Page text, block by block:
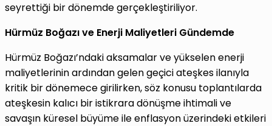
seyrettiği bir dönemde gerçekleştiriliyor.
Hürmüz Boğazı ve Enerji Maliyetleri Gündemde
Hürmüz Boğazı’ndaki aksamalar ve yükselen enerji
maliyetlerinin ardından gelen geçici ateşkes ilanıyla
kritik bir dönemece girilirken, söz konusu toplantılarda
ateşkesin kalıcı bir istikrara dönüşme ihtimali ve
savaşın küresel büyüme ile enflasyon üzerindeki etkileri